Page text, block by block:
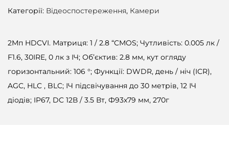
Категорії: Відеоспостереження, Камери
2Мп HDCVI. Матриця: 1 / 2.8 “CMOS; Чутливість: 0.005 лк /
F1.6, 30IRE, 0 лк з ІЧ; Об’єктив: 2.8 мм, кут огляду
горизонтальний: 106 °; Функції: DWDR, день / ніч (ICR),
AGC, HLC , BLC; ІЧ підсвічування до 30 метрів, 12 ІЧ
діодів; IP67, DC 12В / 3.5 Вт, Ф93х79 мм, 270г